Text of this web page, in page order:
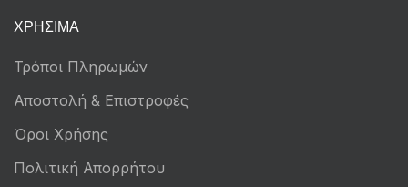
ΧΡΉΣΙΜΑ
Τρόποι Πληρωμών
Αποστολή & Επιστροφές
Όροι Χρήσης
Πολιτική Απορρήτου